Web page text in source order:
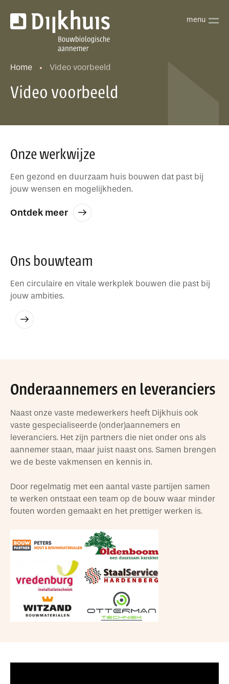
Home Video voorbeeld
Video voorbeeld
Onze werkwijze
Een gezond en duurzaam huis bouwen dat past bij
jouw wensen en mogelijkheden.
Ontdek meer
Ons bouwteam
Een circulaire en vitale werkplek bouwen die past bij
jouw ambities.
Onderaannemers en leveranciers
Naast onze vaste medewerkers heeft Dijkhuis ook
vaste gespecialiseerde (onder)aannemers en
leveranciers. Het zijn partners die niet onder ons als
aannemer staan, maar juist naast ons. Samen brengen
we de beste vakmensen en kennis in.
Door regelmatig met een aantal vaste partijen samen
te werken ontstaat een team op de bouw waar minder
fouten worden gemaakt en het prettiger werken is.